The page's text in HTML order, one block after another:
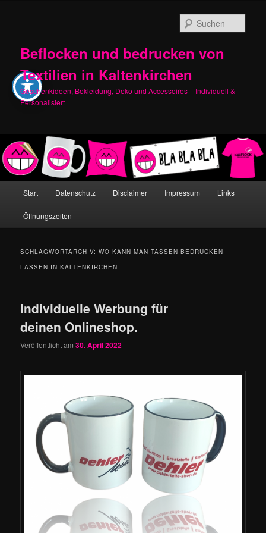
Beflocken und bedrucken von
Textilien in Kaltenkirchen
Geschenkideen, Bekleidung, Deko und Accessoires – Individuell &
Personalisiert
Start Datenschutz Disclaimer Impressum Links
Öffnungszeiten
SCHLAGWORTARCHIV:WO KANN MAN TASSEN BEDRUCKEN
LASSEN IN KALTENKIRCHEN
Individuelle Werbung für
deinen Onlineshop.
Veröffentlicht am30. April 2022